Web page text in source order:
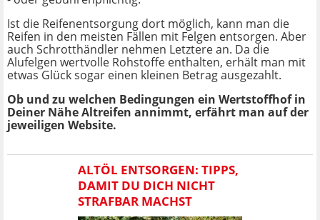
Ist die Reifenentsorgung dort möglich, kann man die
Reifen in den meisten Fällen mit Felgen entsorgen. Aber
auch Schrotthändler nehmen Letztere an. Da die
Alufelgen wertvolle Rohstoffe enthalten, erhält man mit
etwas Glück sogar einen kleinen Betrag ausgezahlt.
Ob und zu welchen Bedingungen ein Wertstoffhof in
Deiner Nähe Altreifen annimmt, erfährt man auf der
jeweiligen Website.
ALTÖL ENTSORGEN: TIPPS,
DAMIT DU DICH NICHT
STRAFBAR MACHST